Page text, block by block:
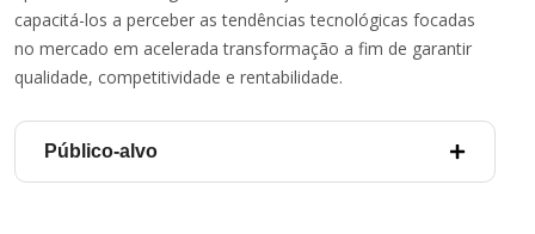
capacitá-los a perceber as tendências tecnológicas focadas
no mercado em acelerada transformação a fim de garantir
qualidade, competitividade e rentabilidade.
Público-alvo